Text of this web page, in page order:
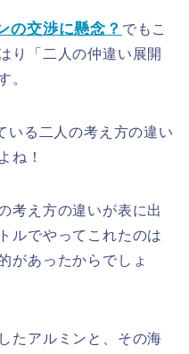
の交渉に懸念？ でもこ
り「二人の仲違い展開
。
いる二人の考え方の違い
ね！
考え方の違いが表に出
ルでやってこれたのは
があったからでしょ
たアルミンと、その海